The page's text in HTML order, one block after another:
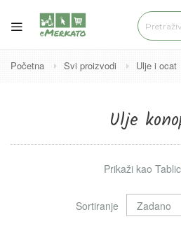
Početna Svi proizvodi Ulje i ocat
Ulje
Prikaži kao
Sortiranje